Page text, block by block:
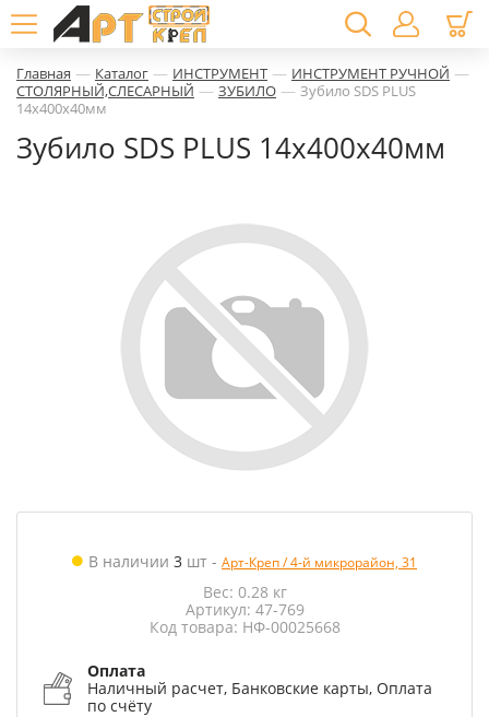
Главная — Каталог — ИНСТРУМЕНТ — ИНСТРУМЕНТ РУЧНОЙ —
СТОЛЯРНЫЙ,СЛЕСАРНЫЙ — ЗУБИЛО — Зубило SDS PLUS
14х400х40мм
Зубило SDS PLUS 14х400х40мм
В наличии 3 шт - Арт-Креп / 4-й микрорайон, 31
Вес: 0.28 кг
Артикул: 47-769
Код товара: НФ-00025668
Оплата
Наличный расчет, Банковские карты, Оплата
по счёту